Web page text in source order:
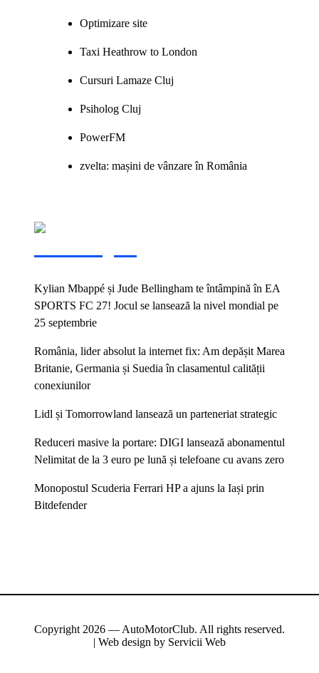
Optimizare site
Taxi Heathrow to London
Cursuri Lamaze Cluj
Psiholog Cluj
PowerFM
zvelta: mașini de vânzare în România
Kylian Mbappé și Jude Bellingham te întâmpină în EA
SPORTS FC 27! Jocul se lansează la nivel mondial pe
25 septembrie
România, lider absolut la internet fix: Am depășit Marea
Britanie, Germania și Suedia în clasamentul calității
conexiunilor
Lidl și Tomorrowland lansează un parteneriat strategic
Reduceri masive la portare: DIGI lansează abonamentul
Nelimitat de la 3 euro pe lună și telefoane cu avans zero
Monopostul Scuderia Ferrari HP a ajuns la Iași prin
Bitdefender
Copyright 2026 — AutoMotorClub. All rights reserved.
| Web design by Servicii Web